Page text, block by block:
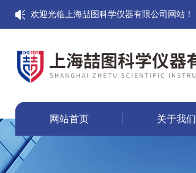
欢迎光临上海喆图科学仪器有限公司网站！
网站首页 关于我们